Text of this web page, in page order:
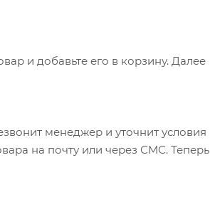
и добавьте его в корзину. Далее
менеджер и уточнит условия
на почту или через СМС. Теперь